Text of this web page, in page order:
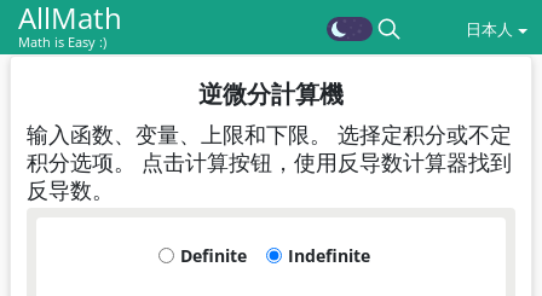
AllMath
Math is Easy :)
日本人
逆微分計算機
输入函数、变量、上限和下限。 选择定积分或不定
积分选项。 点击计算按钮，使用反导数计算器找到
反导数。
Definite Indefinite